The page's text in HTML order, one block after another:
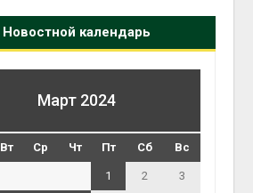
Новостной календарь
Март 2024
Вт Ср Чт Пт Сб Вс
1 2 3